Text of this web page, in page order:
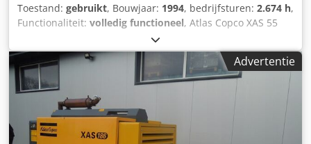
Toestand: gebruikt, Bouwjaar: 1994, bedrijfsturen: 2.674 h,
Functionaliteit: volledig functioneel, Atlas Copco XAS 55
bouwcompressor / schroefcompressor - bouwjaar 1994 -
incl. toebehoren Zakelijke verkoop van een mobiele Atlas
Copco bouwcompressor als compleet pakket! Te koop
aangeboden wordt een betrouwbare en robuuste
schroefcompressor van de kwaliteitsfabrikant Atlas Copco,
model XAS 55. Dit apparaat komt uit het wagenpark van
Fischer Bau GmbH, is gemonteerd op een praktische
enkelassige aanhanger met trekboom en direct klaar voor
Advertentie